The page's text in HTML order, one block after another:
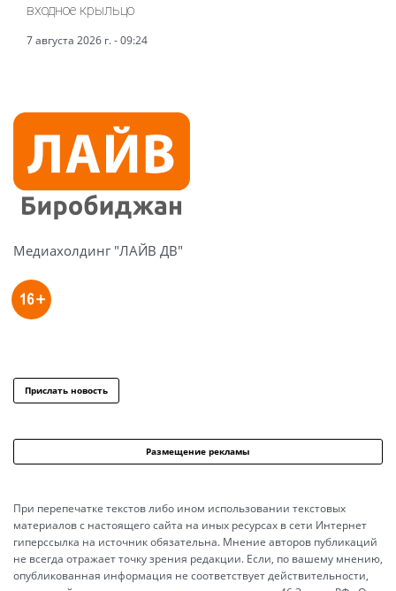
входное крыльцо
7 августа 2026 г. - 09:24
Медиахолдинг "ЛАЙВ ДВ"
Прислать новость
Размещение рекламы
При перепечатке текстов либо ином использовании текстовых
материалов с настоящего сайта на иных ресурсах в сети Интернет
гиперссылка на источник обязательна. Мнение авторов публикаций
не всегда отражает точку зрения редакции. Если, по вашему мнению,
опубликованная информация не соответствует действительности,